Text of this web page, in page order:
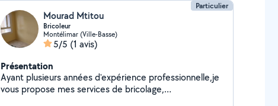
Particulier
Mourad Mtitou
Bricoleur
Montélimar (Ville-Basse)
5/5 (1 avis)
Présentation
Ayant plusieurs années d'expérience professionnelle,je
vous propose mes services de bricolage,